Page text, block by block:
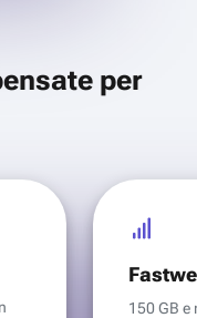
per
150 GB e